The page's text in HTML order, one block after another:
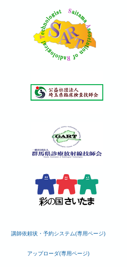
講師依頼状・予約システム(専用ページ)
アップローダ(専用ページ)